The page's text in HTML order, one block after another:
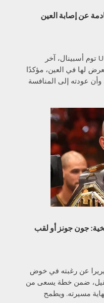
عن إصابة العين
كشف بطل الوزن الثقيل في UFC توم أسبينال، آخر
لها في العين، مؤكدًا
وأن عودته إلى المنافسة
جون جونز أو لقب
عن رغبته في خوض
ضمن خطة يسعى من
مسيرته. ويطمح